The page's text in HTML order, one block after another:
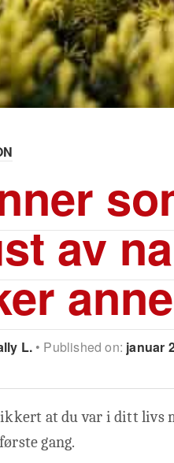
av
L. Published on: januar
at du var i ditt livs
gang.